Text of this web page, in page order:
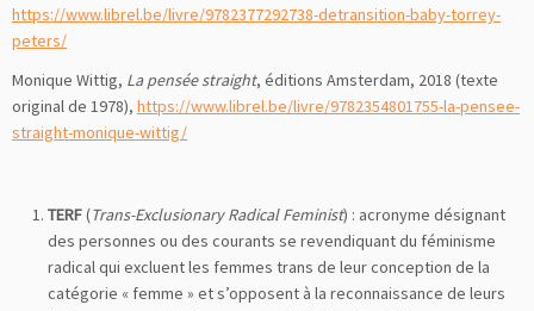
https://www.librel.be/livre/9782377292738-detransition-baby-torrey-
peters/
Monique Wittig, La pensée straight, éditions Amsterdam, 2018 (texte
original de 1978), https://www.librel.be/livre/9782354801755-la-pensee-
straight-monique-wittig/
TERF(Trans-Exclusionary Radical Feminist) : acronyme désignant
des personnes ou des courants se revendiquant du féminisme
radical qui excluent les femmes trans de leur conception de la
catégorie « femme » et s’opposent à la reconnaissance de leurs